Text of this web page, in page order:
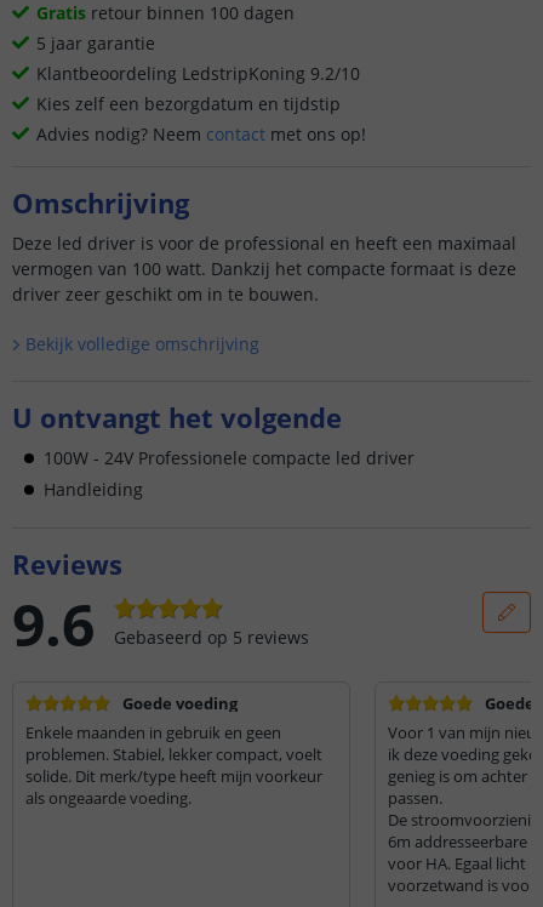
Gratis retour binnen 100 dagen
5 jaar garantie
Klantbeoordeling LedstripKoning 9.2/10
Kies zelf een bezorgdatum en tijdstip
Advies nodig? Neem contact met ons op!
Omschrijving
Deze led driver is voor de professional en heeft een maximaal
vermogen van 100 watt. Dankzij het compacte formaat is deze
driver zeer geschikt om in te bouwen.
Bekijk volledige omschrijving
U ontvangt het volgende
100W - 24V Professionele compacte led driver
Handleiding
Reviews
9.6 Gebaseerd op 5 reviews
Goede voeding
Enkele maanden in gebruik en geen
problemen. Stabiel, lekker compact, voelt
solide. Dit merk/type heeft mijn voorkeur
als ongeaarde voeding.
Goede
Voor 1 van mijn
ik deze voeding
genieg is om achter
passen.
De
6m addresseerbare
voor HA. Egaal licht
voorzetwand is voor